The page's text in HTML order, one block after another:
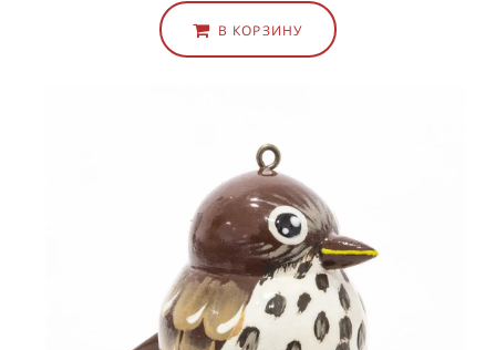
В КОРЗИНУ